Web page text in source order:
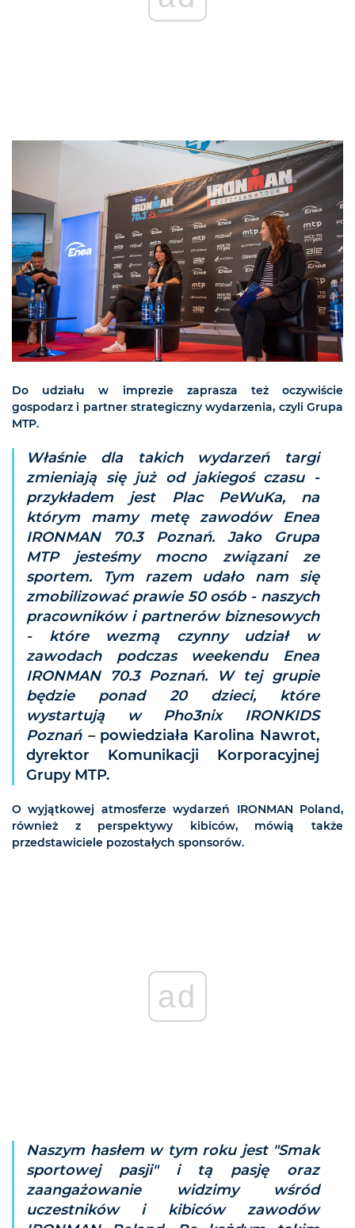
Do udziału w imprezie zaprasza też oczywiście
gospodarz i partner strategiczny wydarzenia, czyli Grupa
MTP.
Właśnie dla takich wydarzeń targi
zmieniają się już od jakiegoś czasu -
przykładem jest Plac PeWuKa, na
którym mamy metę zawodów Enea
IRONMAN 70.3 Poznań. Jako Grupa
MTP jesteśmy mocno związani ze
sportem. Tym razem udało nam się
zmobilizować prawie 50 osób - naszych
pracowników i partnerów biznesowych
- które wezmą czynny udział w
zawodach podczas weekendu Enea
IRONMAN 70.3 Poznań. W tej grupie
będzie ponad 20 dzieci, które
wystartują w Pho3nix IRONKIDS
Poznań –powiedziała Karolina Nawrot,
dyrektor Komunikacji Korporacyjnej
Grupy MTP.
O wyjątkowej atmosferze wydarzeń IRONMAN Poland,
również z perspektywy kibiców, mówią także
przedstawiciele pozostałych sponsorów.
ad
Naszym hasłem w tym roku jest "Smak
sportowej pasji" i tą pasję oraz
zaangażowanie widzimy wśród
uczestników i kibiców zawodów